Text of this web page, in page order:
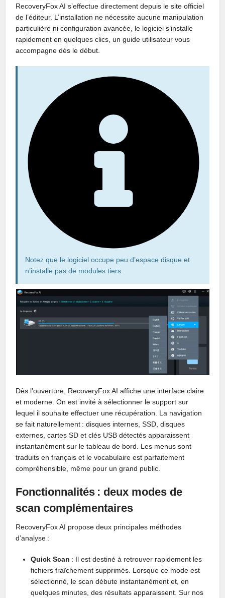
RecoveryFox AI s’effectue directement depuis le site officiel
de l’éditeur. L’installation ne nécessite aucune manipulation
particulière ni configuration avancée, le logiciel s’installe
rapidement en quelques clics, un guide utilisateur vous
accompagne dès le début.
Notez que le logiciel occupe peu d’espace disque et
n’installe pas de modules tiers.
Dès l’ouverture, RecoveryFox AI affiche une interface claire
et moderne. On est invité à sélectionner le support sur
lequel il souhaite effectuer une récupération. La navigation
se fait naturellement : disques internes, SSD, disques
externes, cartes SD et clés USB détectés apparaissent
instantanément sur le tableau de bord. Les menus sont
traduits en français et le vocabulaire est parfaitement
compréhensible, même pour un grand public.
Fonctionnalités : deux modes de
scan complémentaires
RecoveryFox AI propose deux principales méthodes
d’analyse :
Quick Scan : Il est destiné à retrouver rapidement les
fichiers fraîchement supprimés. Lorsque ce mode est
sélectionné, le scan débute instantanément et, en
quelques minutes, des résultats apparaissent. Sur nos